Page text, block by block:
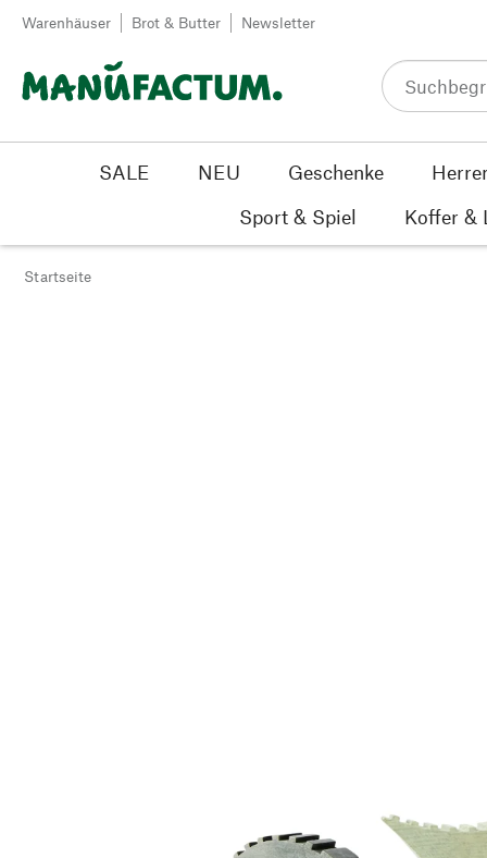
Zum Inhalt springen
Warenhäuser Brot & Butter Newsletter
SALE NEU Geschenke
Sport & Spiel
Koffer &
Startseite